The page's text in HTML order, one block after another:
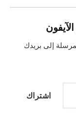
إلى بريدك
اشتراك